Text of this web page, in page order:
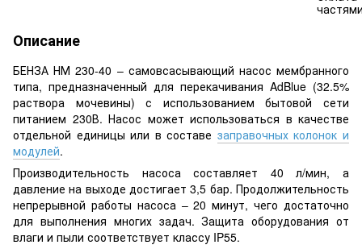
Описание
БЕНЗА НМ 230-40 – самовсасывающий насос мембранного
типа, предназначенный для перекачивания AdBlue (32.5%
раствора мочевины) с использованием бытовой сети
питанием 230В. Насос может использоваться в качестве
отдельной единицы или в составе заправочных колонок и
модулей.
Производительность насоса составляет 40 л/мин, а
давление на выходе достигает 3,5 бар. Продолжительность
непрерывной работы насоса – 20 минут, чего достаточно
для выполнения многих задач. Защита оборудования от
влаги и пыли соответствует классу IP55.